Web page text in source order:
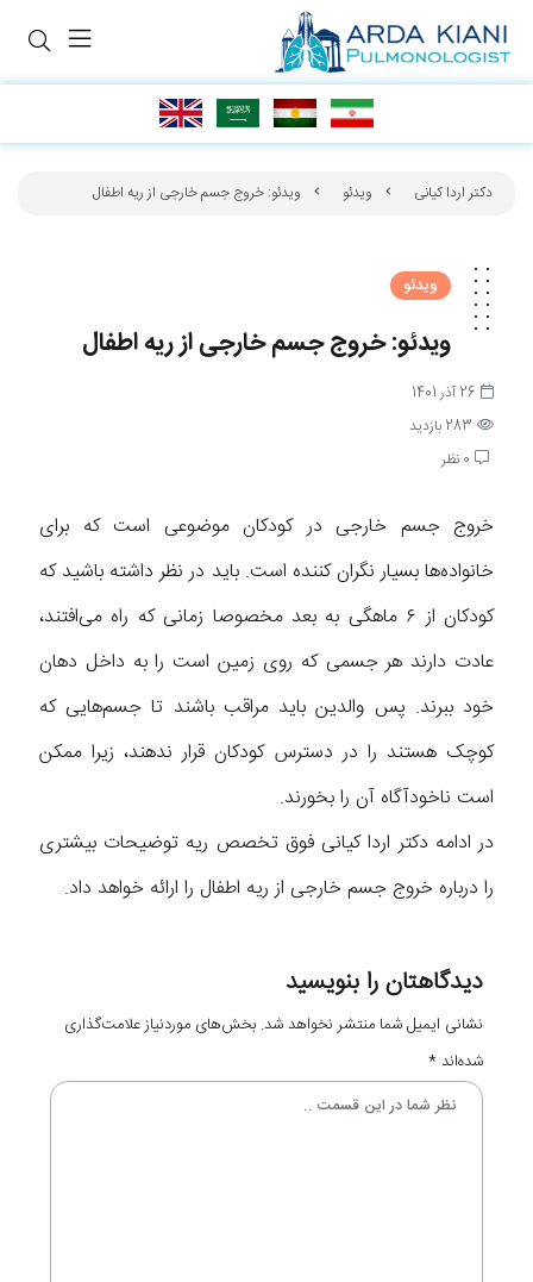
دکتر اردا کیانی ویدئو ویدئو: خروج جسم خارجی از ریه اطفال
ویدئو
ویدئو: خروج جسم خارجی از ریه اطفال
26 آذر 1401
283 بازدید
0 نظر
خروج جسم خارجی در کودکان موضوعی است که برای
خانواده‌ها بسیار نگران کننده است. باید در نظر داشته باشید که
کودکان از ۶ ماهگی به بعد مخصوصا زمانی که راه می‌افتند،
عادت دارند هر جسمی که روی زمین است را به داخل دهان
خود ببرند. پس والدین باید مراقب باشند تا جسم‌هایی که
کوچک هستند را در دسترس کودکان قرار ندهند، زیرا ممکن
است ناخودآگاه آن را بخورند.
در ادامه دکتر اردا کیانی فوق تخصص ریه توضیحات بیشتری
را درباره خروج جسم خارجی از ریه اطفال را ارائه خواهد داد.
دیدگاهتان را بنویسید
نشانی ایمیل شما منتشر نخواهد شد. بخش‌های موردنیاز علامت‌گذاری
شده‌اند*